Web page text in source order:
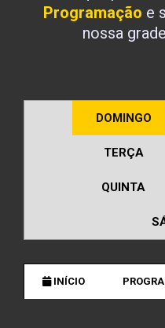
Programação e
nossa
DOMINGO
TERÇA
QUINTA
INÍCIO